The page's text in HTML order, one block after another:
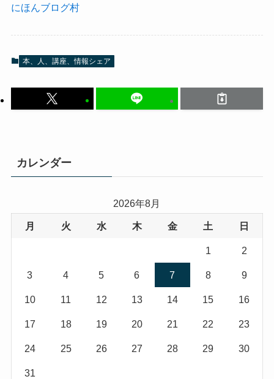
にほんブログ村
本、人、講座、情報シェア
カレンダー
2026年8月
月 火 水 木 金 土 日
1 2
3 4 5 6 7 8 9
10 11 12 13 14 15 16
17 18 19 20 21 22 23
24 25 26 27 28 29 30
31